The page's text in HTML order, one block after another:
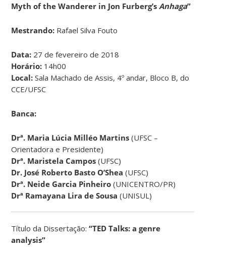
Myth of the Wanderer in Jon Furberg’sAnhaga”
Mestrando: Rafael Silva Fouto
Data: 27 de fevereiro de 2018
Horário: 14h00
Local:Sala Machado de Assis, 4º andar, Bloco B, do
CCE/UFSC
Banca:
Drª. Maria Lúcia Milléo Martins (UFSC –
Orientadora e Presidente)
Drª. Maristela Campos (UFSC)
Dr. José Roberto Basto O’Shea(UFSC)
Drª. Neide Garcia Pinheiro (UNICENTRO/PR)
Drª Ramayana Lira de Sousa (UNISUL)
Título da Dissertação:“TED Talks: a genre
analysis”